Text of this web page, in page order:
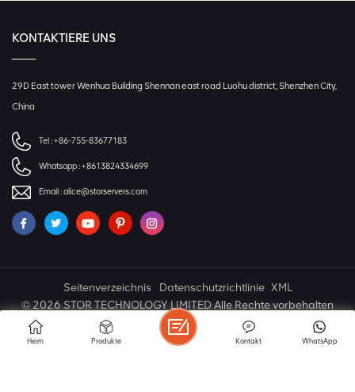
KONTAKTIERE UNS
29D East tower Wenhua Building Shennan east road Luohu district, Shenzhen City,
China
Tel :+86-755-83677183
Whatsapp :+8613824334699
Email :alice@storservers.com
Seitenverzeichnis Datenschutzrichtlinie XML
© 2026 STOR TECHNOLOGY LIMITED Alle Rechte vorbehalten
IPv6 NETZWERK UNTERSTÜTZT
Heim Produkte WhatsApp
Kontakt